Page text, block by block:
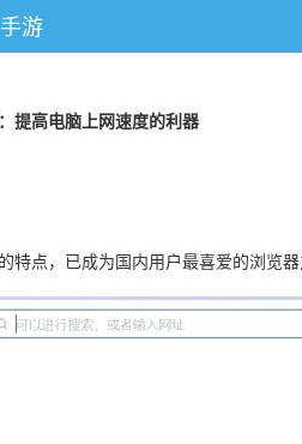
手游
提高电脑上网速度的利器
点，已成为国内用户最喜爱的浏览